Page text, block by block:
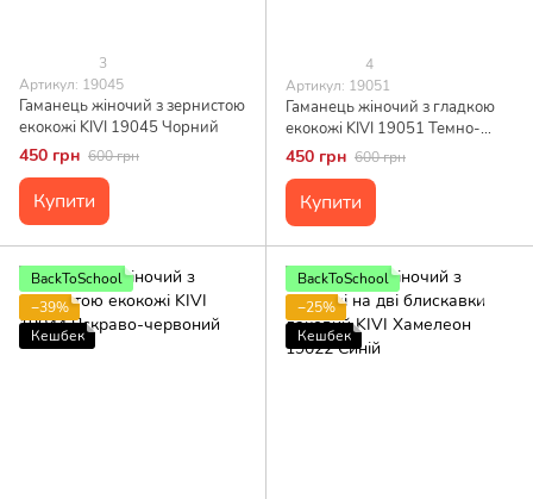
3
Артикул: 19045
Гаманець жіночий з зернистою
екокожі KIVI 19045 Чорний
450 грн 600 грн
Купити
4
Артикул: 19051
Гаманець жіночий з гладкою
екокожі KIVI 19051 Темно-
рожевий
450 грн 600 грн
Купити
BackToSchool
−39%
Кешбек
BackToSchool
−25%
Кешбек